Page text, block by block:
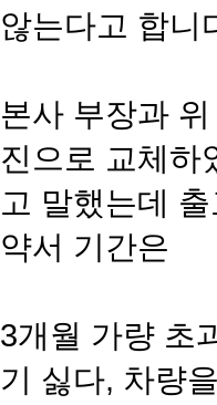
않는다고 합니
본사 부장과
진으로 교체하
고 말했는데
약서 기간은
3개월 가량 초
기 싫다, 차량